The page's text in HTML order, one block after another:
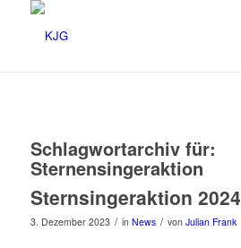
Schlagwortarchiv für:
Sternensingeraktion
Sternsingeraktion 2024
3. Dezember 2023 / in News / von Julian Frank